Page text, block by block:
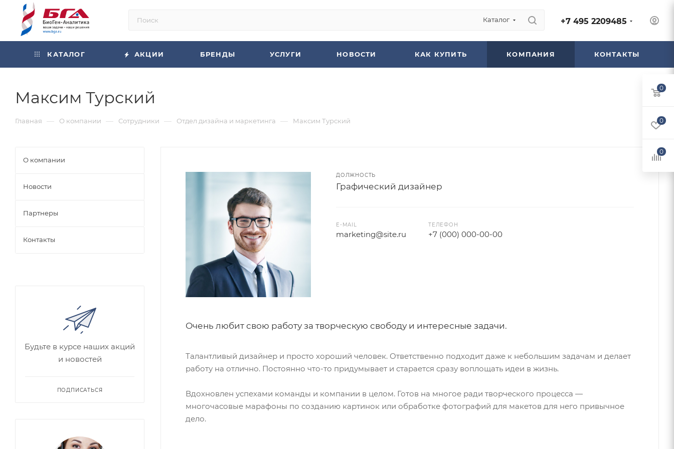
Каталог +7 495 2209485
КАТАЛОГ АКЦИИ БРЕНДЫ УСЛУГИ НОВОСТИ КАК КУПИТЬ КОМПАНИЯ КОНТАКТЫ
Максим Турский
Главная — О компании — Сотрудники — Отдел дизайна и маркетинга — Максим Турский
ДОЛЖНОСТЬ
Графический дизайнер
E-MAIL
marketing@site.ru
ТЕЛЕФОН
+7 (000) 000-00-00
Очень любит свою работу за творческую свободу и интересные задачи.
Талантливый дизайнер и просто хороший человек. Ответственно подходит даже к небольшим задачам и делает
работу на отлично. Постоянно что-то придумывает и старается сразу воплощать идеи в жизнь.
Вдохновлен успехами команды и компании в целом. Готов на многое ради творческого процесса —
многочасовые марафоны по созданию картинок или обработке фотографий для макетов для него привычное
дело.
О компании
Новости
Партнеры
Контакты
Будьте в курсе наших акций
и новостей
ПОДПИСАТЬСЯ
0
0
0